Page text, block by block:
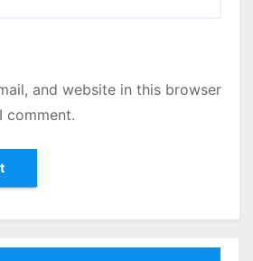
and website in this browser
comment.